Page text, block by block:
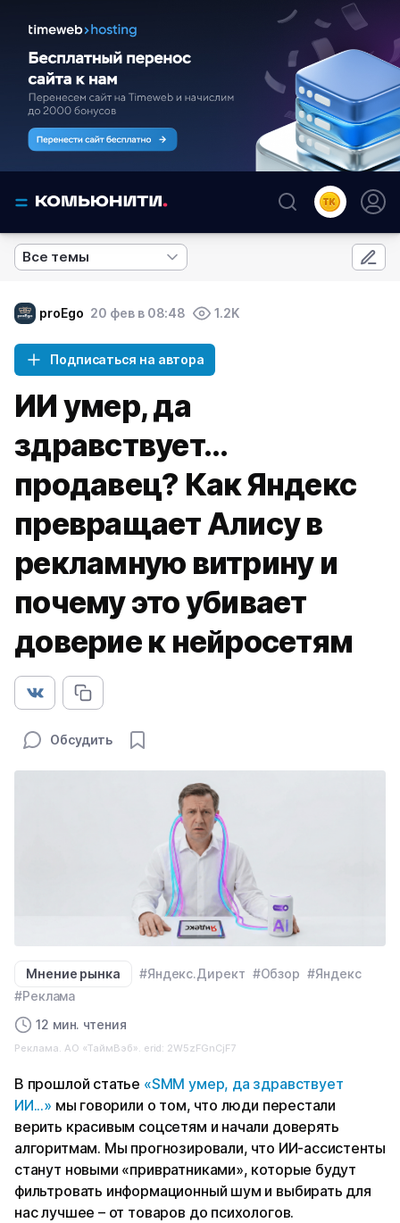
Все темы
proEgo 20 фев в 08:48 1.2K
Подписаться на автора
ИИ умер, да
здравствует...
продавец? Как Яндекс
превращает Алису в
рекламную витрину и
почему это убивает
доверие к нейросетям
Обсудить
Мнение рынка #Яндекс.Директ #Обзор #Яндекс
#Реклама
12 мин. чтения
Реклама. АО «ТаймВэб». erid: 2W5zFGnCjF7
В прошлой статье «SMM умер, да здравствует
ИИ...» мы говорили о том, что люди перестали
верить красивым соцсетям и начали доверять
алгоритмам. Мы прогнозировали, что ИИ-ассистенты
станут новыми «привратниками», которые будут
фильтровать информационный шум и выбирать для
нас лучшее – от товаров до психологов.